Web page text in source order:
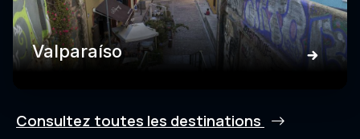
Valparaíso
Consultez toutes les destinations